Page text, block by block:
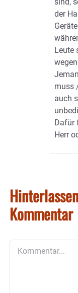
sind,
der
Leute
muss
auch
Dafür
Herr
Kommentar